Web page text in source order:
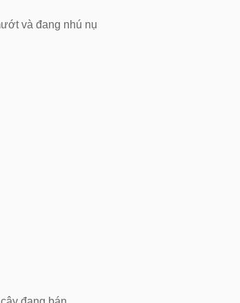
và đang nhú nụ